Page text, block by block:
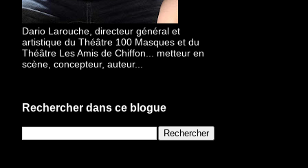
Dario Larouche, directeur général et
artistique du Théâtre 100 Masques et du
Théâtre Les Amis de Chiffon... metteur en
scène, concepteur, auteur...
Rechercher dans ce blogue